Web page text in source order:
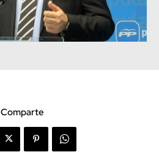
Comparte